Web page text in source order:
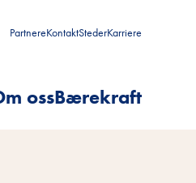
PartnereKontaktStederKarriere
ossBærekraft